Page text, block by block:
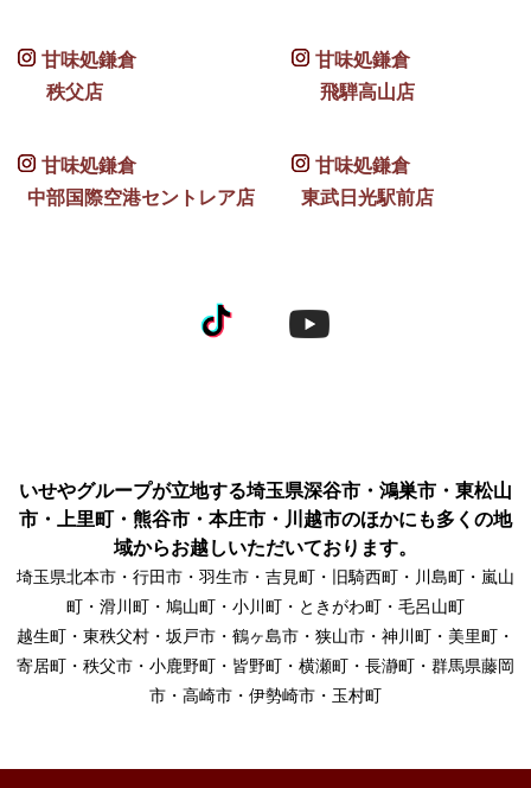
甘味処鎌倉
秩父店
甘味処鎌倉
飛騨高山店
甘味処鎌倉
中部国際空港セントレア店
甘味処鎌倉
東武日光駅前店
いせやグループが立地する埼玉県深谷市・鴻巣市・東松山
市・上里町・熊谷市・本庄市・川越市のほかにも多くの地
域からお越しいただいております。
埼玉県北本市・行田市・羽生市・吉見町・旧騎西町・川島町・嵐山
町・滑川町・鳩山町・小川町・ときがわ町・毛呂山町
越生町・東秩父村・坂戸市・鶴ヶ島市・狭山市・神川町・美里町・
寄居町・秩父市・小鹿野町・皆野町・横瀬町・長瀞町・群馬県藤岡
市・高崎市・伊勢崎市・玉村町